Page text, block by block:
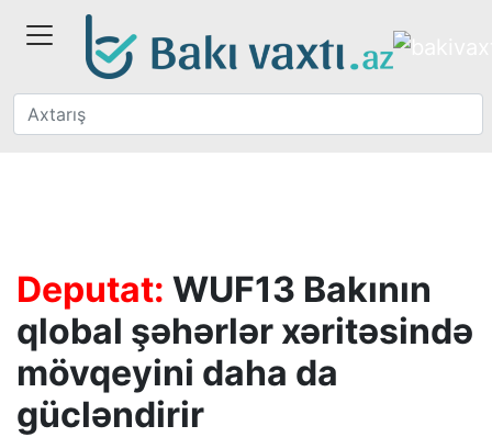
Deputat: WUF13 Bakının
qlobal şəhərlər xəritəsində
mövqeyini daha da
gücləndirir